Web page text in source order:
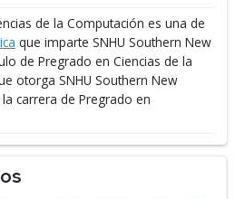
de la Computación es una de
que imparte SNHU Southern New
de Pregrado en Ciencias de la
otorga SNHU Southern New
carrera de Pregrado en